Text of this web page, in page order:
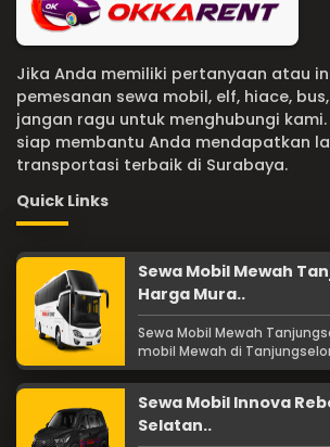
Jika Anda memiliki pertanyaan atau
pemesanan sewa mobil, elf, hiace,
jangan ragu untuk menghubungi
siap membantu Anda mendapatkan
transportasi terbaik di Surabaya.
Quick Links
Sewa Mobil Mewah
Harga Mura..
Sewa Mobil Mewah
mobil Mewah di
Sewa Mobil Innova
Selatan..